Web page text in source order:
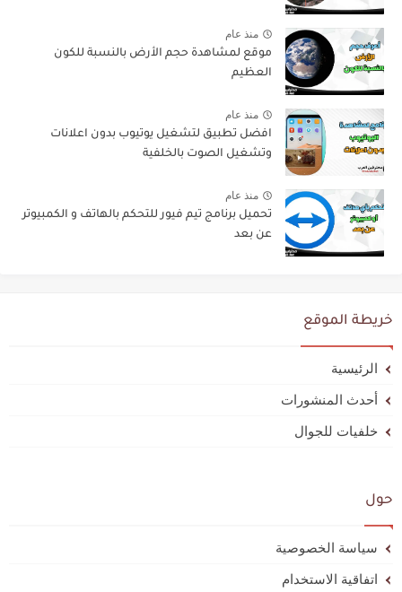
منذ عام
موقع لمشاهدة حجم الأرض بالنسبة للكون
العظيم
منذ عام
افضل تطبيق لتشغيل يوتيوب بدون اعلانات
وتشغيل الصوت بالخلفية
منذ عام
تحميل برنامج تيم فيور للتحكم بالهاتف و الكمبيوتر
عن بعد
خريطة الموقع
الرئيسية
أحدث المنشورات
خلفيات للجوال
حول
سياسة الخصوصية
اتفاقية الاستخدام